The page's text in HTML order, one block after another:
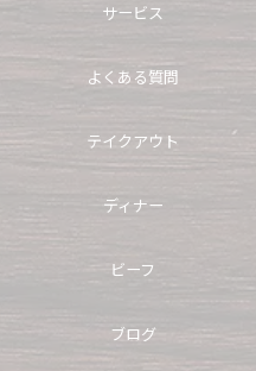
サービス
よくある質問
テイクアウト
ディナー
ビーフ
ブログ